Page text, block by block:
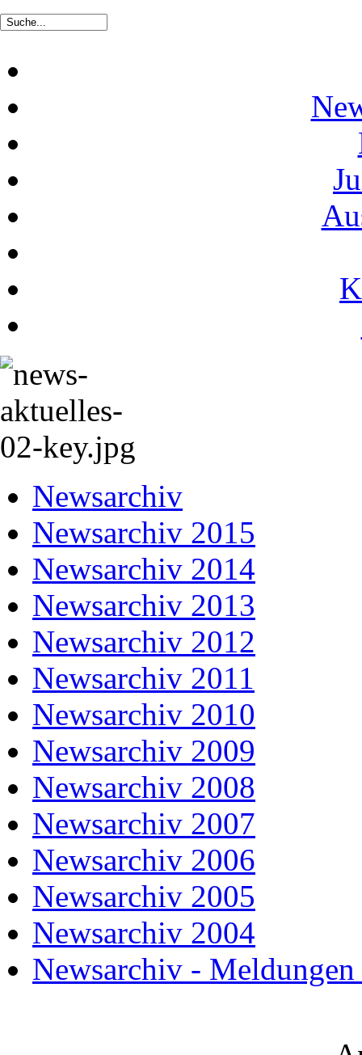
Newsarchiv
Newsarchiv 2015
Newsarchiv 2014
Newsarchiv 2013
Newsarchiv 2012
Newsarchiv 2011
Newsarchiv 2010
Newsarchiv 2009
Newsarchiv 2008
Newsarchiv 2007
Newsarchiv 2006
Newsarchiv 2005
Newsarchiv 2004
Newsarchiv -